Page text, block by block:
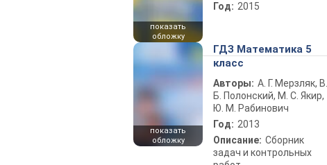
показать
обложку
Год: 2015
показать
обложку
ГДЗ Математика 5
класс
Авторы: А. Г. Мерзляк, В.
Б. Полонский, М. С. Якир,
Ю. М. Рабинович
Год: 2013
Описание: Сборник
задач и контрольных